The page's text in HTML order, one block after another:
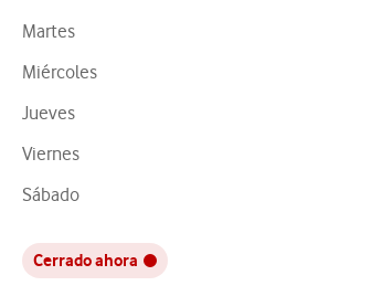
Martes
Miércoles
Jueves
Viernes
Sábado
Cerrado ahora